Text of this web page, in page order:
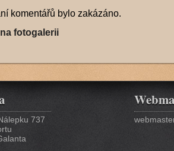
komentářů bylo zakázáno.
fotogalerii
737